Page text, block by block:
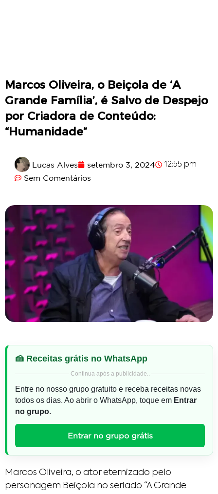
Marcos Oliveira, o Beiçola de ‘A
Grande Família’, é Salvo de Despejo
por Criadora de Conteúdo:
“Humanidade”
Lucas Alves setembro 3, 2024 12:55 pm
Sem Comentários
🍰 Receitas grátis no WhatsApp
Continua após a publicidade..
Entre no nosso grupo gratuito e receba receitas novas
todos os dias. Ao abrir o WhatsApp, toque em Entrar
no grupo.
Entrar no grupo grátis
Marcos Oliveira, o ator eternizado pelo
personagem Beiçola no seriado “A Grande